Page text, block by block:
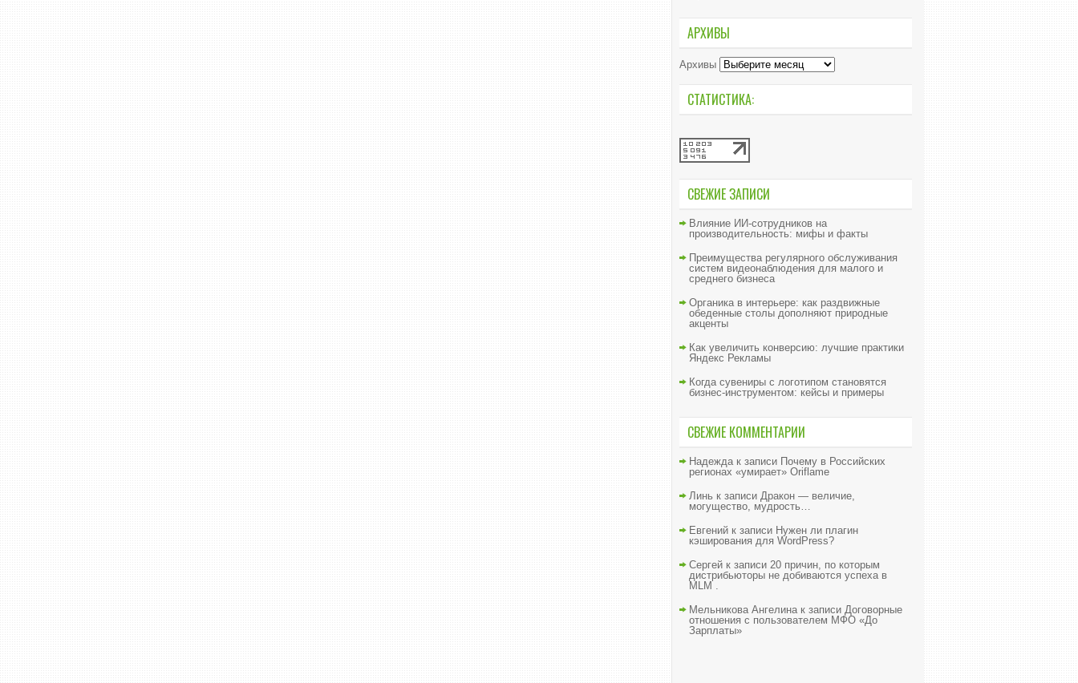
АРХИВЫ
Архивы
СТАТИСТИКА:
СВЕЖИЕ ЗАПИСИ
Влияние ИИ‑сотрудников на
производительность: мифы и факты
Преимущества регулярного обслуживания
систем видеонаблюдения для малого и
среднего бизнеса
Органика в интерьере: как раздвижные
обеденные столы дополняют природные
акценты
Как увеличить конверсию: лучшие практики
Яндекс Рекламы
Когда сувениры с логотипом становятся
бизнес-инструментом: кейсы и примеры
СВЕЖИЕ КОММЕНТАРИИ
Надеждак записи Почему в Российских
регионах «умирает» Oriflame
Линь к записи Дракон — величие,
могущество, мудрость…
Евгений к записи Нужен ли плагин
кэширования для WordPress?
Сергей к записи 20 причин, по которым
дистрибьюторы не добиваются успеха в
MLM .
Мельникова Ангелинак записи Договорные
отношения с пользователем МФО «До
Зарплаты»